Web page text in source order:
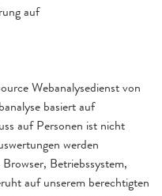
auf
Webanalysedienst von
basiert auf
auf Personen ist nicht
werden
Betriebssystem,
auf unserem berechtigten